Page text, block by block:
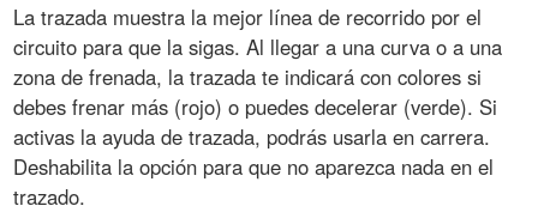
La trazada muestra la mejor línea de recorrido por el
circuito para que la sigas. Al llegar a una curva o a una
zona de frenada, la trazada te indicará con colores si
debes frenar más (rojo) o puedes decelerar (verde). Si
activas la ayuda de trazada, podrás usarla en carrera.
Deshabilita la opción para que no aparezca nada en el
trazado.